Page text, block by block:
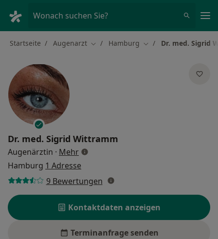
Wonach suchen Sie?
Startseite Augenarzt Stadt ändern
Hamburg Stadt ändern
Dr. med. Sigrid
Dr. med. Sigrid Wittramm
Augenärztin · Mehrüber Spezialisierungen
Hamburg 1 Adresse
9 Bewertungen
Kontaktdaten anzeigen
Terminanfrage senden